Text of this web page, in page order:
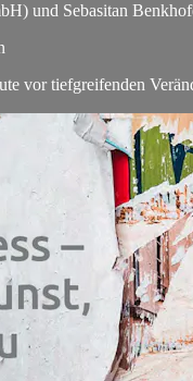
und Sebasitan
vor tiefgreifenden